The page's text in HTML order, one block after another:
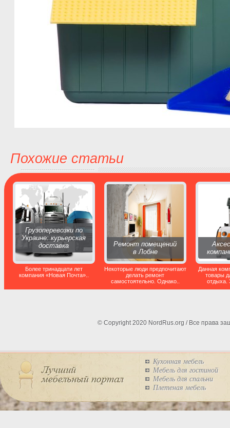
Похожие статьи
Грузоперевозки по
Украине: курьерская
доставка
Более тринадцати лет
компания «Новая Почта»..
Ремонт помещений
в Лобне
Некоторые люди предпочитают
делать ремонт
самостоятельно. Однако..
Данная
товары
отдыха.
© Copyright 2020 NordRus.org / Все права
Кухонная мебель
Мебель для гостиной
Мебель для спальни
Плетеная мебель